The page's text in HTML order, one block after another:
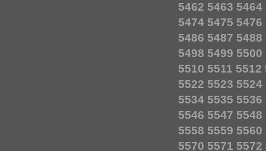
5462 5463 5464
5474 5475 5476
5486 5487 5488
5498 5499 5500
5510 5511 5512
5522 5523 5524
5534 5535 5536
5546 5547 5548
5558 5559 5560
5570 5571 5572